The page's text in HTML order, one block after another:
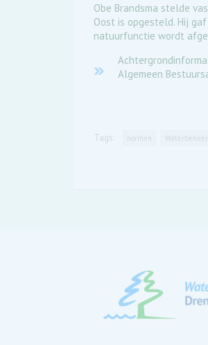
Obe Brandsma stelde
Oost is opgesteld. Hij
natuurfunctie wordt
Algemeen
Tags: normen